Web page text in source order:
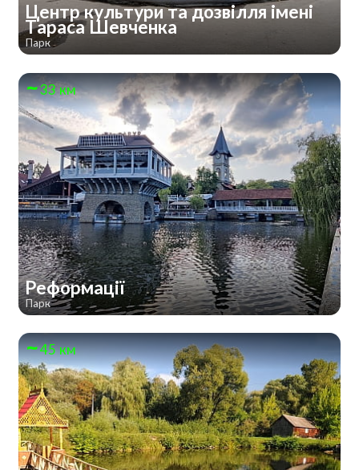
Центр культури та дозвілля імені
Тараса Шевченка
Парк
33 км
Реформації
Парк
45 км